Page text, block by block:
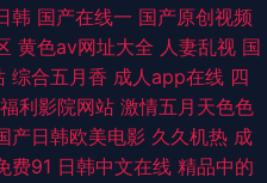
区 亚洲a级 97超碰qv 超碰在线蜜桃
电影色图 亚洲欧美情欲 91学社久
人禽另类在线观看 69午夜影院 超碰
韩 国产在线一 国产原创视频
黄色av网址大全 人妻乱视 国
综合五月香 成人app在线 四
福利影院网站 激情五月天色色
产日韩欧美电影 久久机热 成
费91 日韩中文在线 精品中的